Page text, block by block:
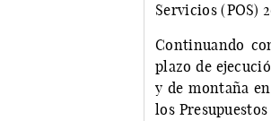
Servicios (POS)
Continuando
plazo de
y de montaña
los